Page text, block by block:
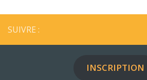
SUIVRE :
INSCRIPTION